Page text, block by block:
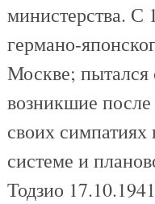
министерства. С
германо-
Москве; пытался
возникшие
своих
системе и
Тодзио